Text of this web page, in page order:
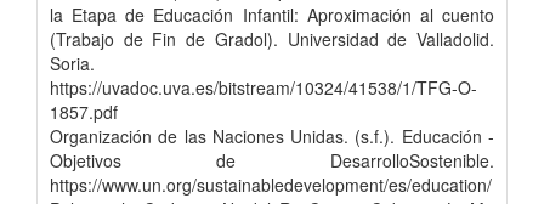
la Etapa de Educación Infantil: Aproximación al cuento
(Trabajo de Fin de Gradol). Universidad de Valladolid.
Soria.
https://uvadoc.uva.es/bitstream/10324/41538/1/TFG-O-
1857.pdf
Organización de las Naciones Unidas. (s.f.). Educación -
Objetivos de DesarrolloSostenible.
https://www.un.org/sustainabledevelopment/es/education/